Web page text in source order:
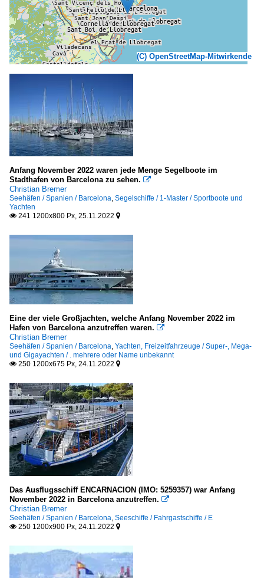
(C) OpenStreetMap-Mitwirkende
Anfang November 2022 waren jede Menge Segelboote im
Stadthafen von Barcelona zu sehen. 
Christian Bremer
Seehäfen / Spanien / Barcelona, Segelschiffe / 1-Master / Sportboote und
Yachten
 241 1200x800 Px, 25.11.2022 
Eine der viele Großjachten, welche Anfang November 2022 im
Hafen von Barcelona anzutreffen waren. 
Christian Bremer
Seehäfen / Spanien / Barcelona, Yachten, Freizeitfahrzeuge / Super-, Mega-
und Gigayachten / . mehrere oder Name unbekannt
 250 1200x675 Px, 24.11.2022 
Das Ausflugsschiff ENCARNACION (IMO: 5259357) war Anfang
November 2022 in Barcelona anzutreffen. 
Christian Bremer
Seehäfen / Spanien / Barcelona, Seeschiffe / Fahrgastschiffe / E
 250 1200x900 Px, 24.11.2022 